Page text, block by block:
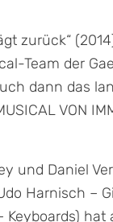
zurück“
Team der
dann das
VON
und Daniel
Harnisch –
Keyboards)